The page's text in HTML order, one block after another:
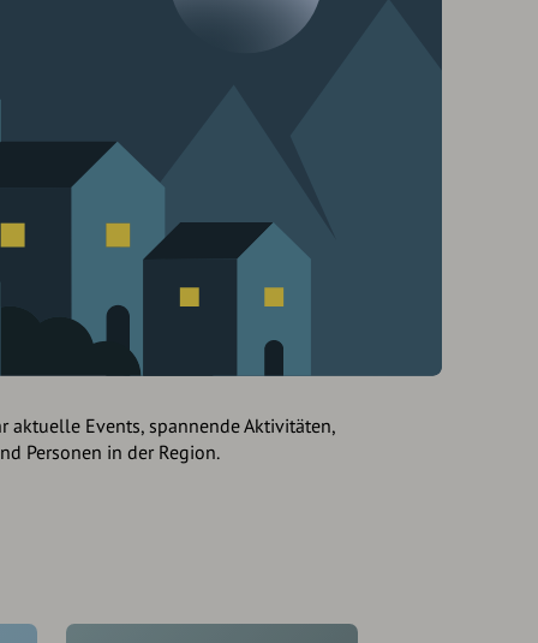
aktuelle Events, spannende Aktivitäten,
Personen in der Region.